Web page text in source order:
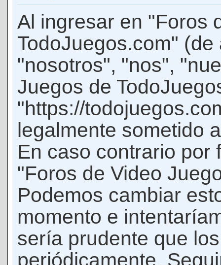
Al ingresar en "Foros
TodoJuegos.com"
"nosotros", "nos",
Juegos de
"https://
legalmente sometido
En caso contrario por
"Foros de Video
Podemos cambiar
momento e
sería prudente que
periódicamente.